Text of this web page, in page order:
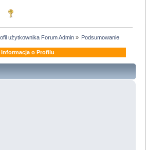
użytkownika Forum Admin» Podsumowanie
Informacja o Profilu